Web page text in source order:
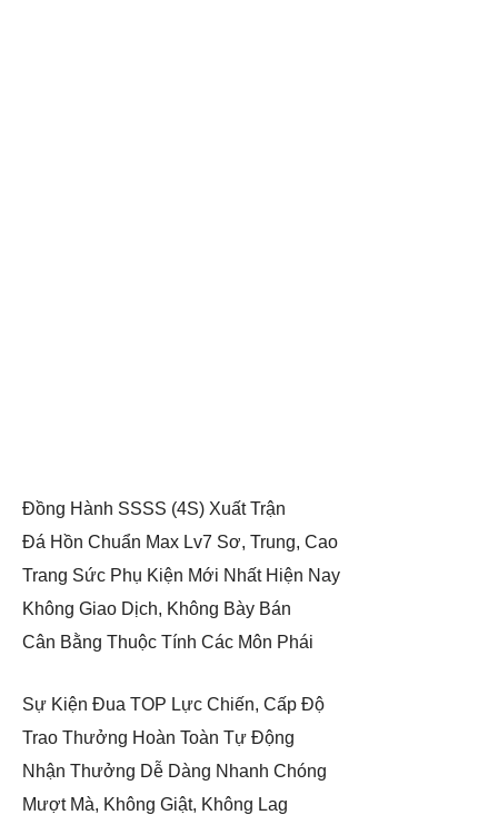
Đồng Hành SSSS (4S) Xuất Trận
Đá Hồn Chuẩn Max Lv7 Sơ, Trung, Cao
Trang Sức Phụ Kiện Mới Nhất Hiện Nay
Không Giao Dịch, Không Bày Bán
Cân Bằng Thuộc Tính Các Môn Phái
Sự Kiện Đua TOP Lực Chiến, Cấp Độ
Trao Thưởng Hoàn Toàn Tự Động
Nhận Thưởng Dễ Dàng Nhanh Chóng
Mượt Mà, Không Giật, Không Lag